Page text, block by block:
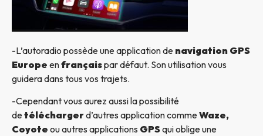
-L’autoradio possède une application de navigation GPS
Europe enfrançaispar défaut. Son utilisation vous
guidera dans tous vos trajets.
-Cependant vous aurez aussi la possibilité
detéléchargerd’autres application commeWaze,
Coyote ou autres applications GPSqui oblige une